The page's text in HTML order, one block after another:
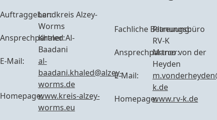
Auftraggeber:Landkreis Alzey-
Worms
Ansprechpartner:
Khaled Al-
Baadani
E-Mail:
al-
baadani.khaled@alzey-
worms.de
Homepage:www.kreis-alzey-
worms.eu
Fachliche Betreuung:
Planungsbüro
RV-K
Ansprechpartner:Marco von der
Heyden
E-Mail:
k.de
Homepage:www.rv-k.de